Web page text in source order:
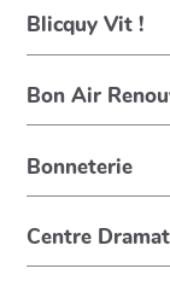
Blicquy Vit !
Bon Air
Bonneterie
Centre